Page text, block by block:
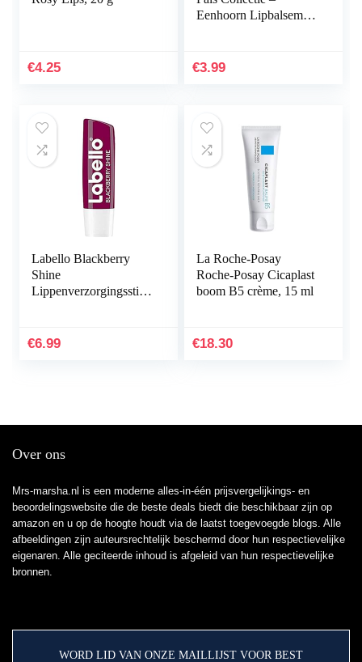
€4.25
Eenhoorn Lipbalsem
– Cadeau voor Meisjes
€3.99
Labello Blackberry
Shine
Lippenverzorgingsstift
glinsterende
€6.99
La Roche-Posay
Roche-Posay Cicaplast
boom B5 crème, 15 ml
€18.30
Over ons
Mrs-marsha.nl is een moderne alles-in-één prijsvergelijkings- en
beoordelingswebsite die de beste deals biedt die beschikbaar zijn op
amazon en u op de hoogte houdt via de laatst toegevoegde blogs. Alle
afbeeldingen zijn auteursrechtelijk beschermd door hun respectievelijke
eigenaren. Alle geciteerde inhoud is afgeleid van hun respectievelijke
bronnen.
WORD LID VAN ONZE MAILLIJST VOOR BEST